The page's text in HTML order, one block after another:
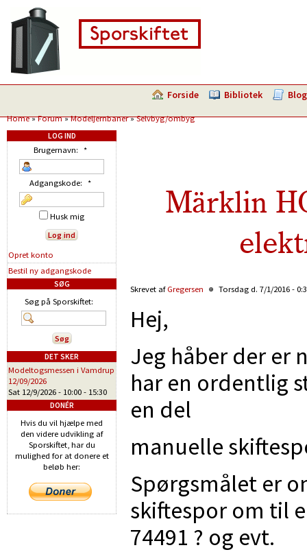
Forside Bibliotek Blog
Home»Forum»Modeljernbaner»Selvbyg/ombyg
Märklin
Skrevet af Gregersen Torsdag d. 7/1/2016 -
Hej,
Jeg håber der er
har en ordentlig
en del
manuelle
Spørgsmålet er
skiftespor om til
74491 ? og evt.
LOG IND
Brugernavn: *
Adgangskode: *
Husk mig
Opret konto
Bestil ny adgangskode
SØG
Søg på Sporskiftet:
DET SKER
Modeltogsmessen i Vamdrup
12/09/2026
Sat 12/9/2026 - 10:00 - 15:30
DONÉR
Hvis du vil hjælpe med
den videre udvikling af
Sporskiftet, har du
mulighed for at donere et
beløb her: